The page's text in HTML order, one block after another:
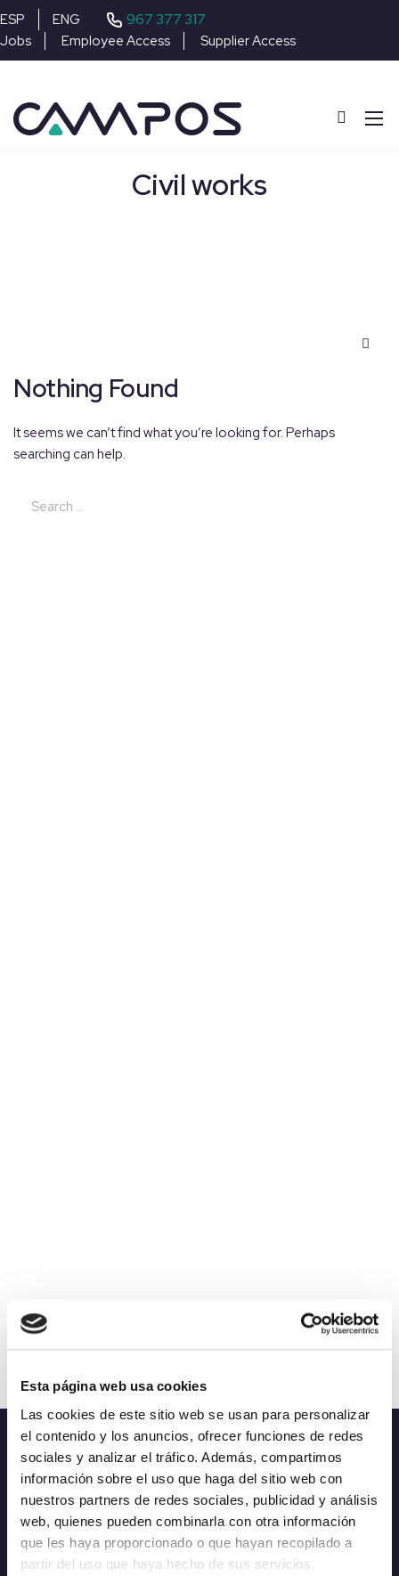
Esta página web usa cookies
Las cookies de este sitio web se usan para personalizar
el contenido y los anuncios, ofrecer funciones de redes
sociales y analizar el tráfico. Además, compartimos
información sobre el uso que haga del sitio web con
nuestros partners de redes sociales, publicidad y análisis
web, quienes pueden combinarla con otra información
que les haya proporcionado o que hayan recopilado a
partir del uso que haya hecho de sus servicios.
ESP ENG 967 377 317
Jobs Employee Access Supplier Access
Civil works
Nothing Found
It seems we can’t find what you’re looking for. Perhaps
searching can help.
Purpose